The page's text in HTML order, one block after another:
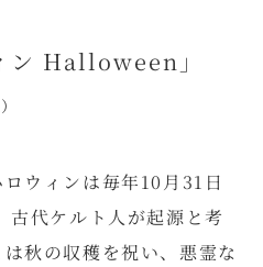
ン Halloween」
ウィンは毎年10月31日
古代ケルト人が起源と考
秋の収穫を祝い、悪霊な